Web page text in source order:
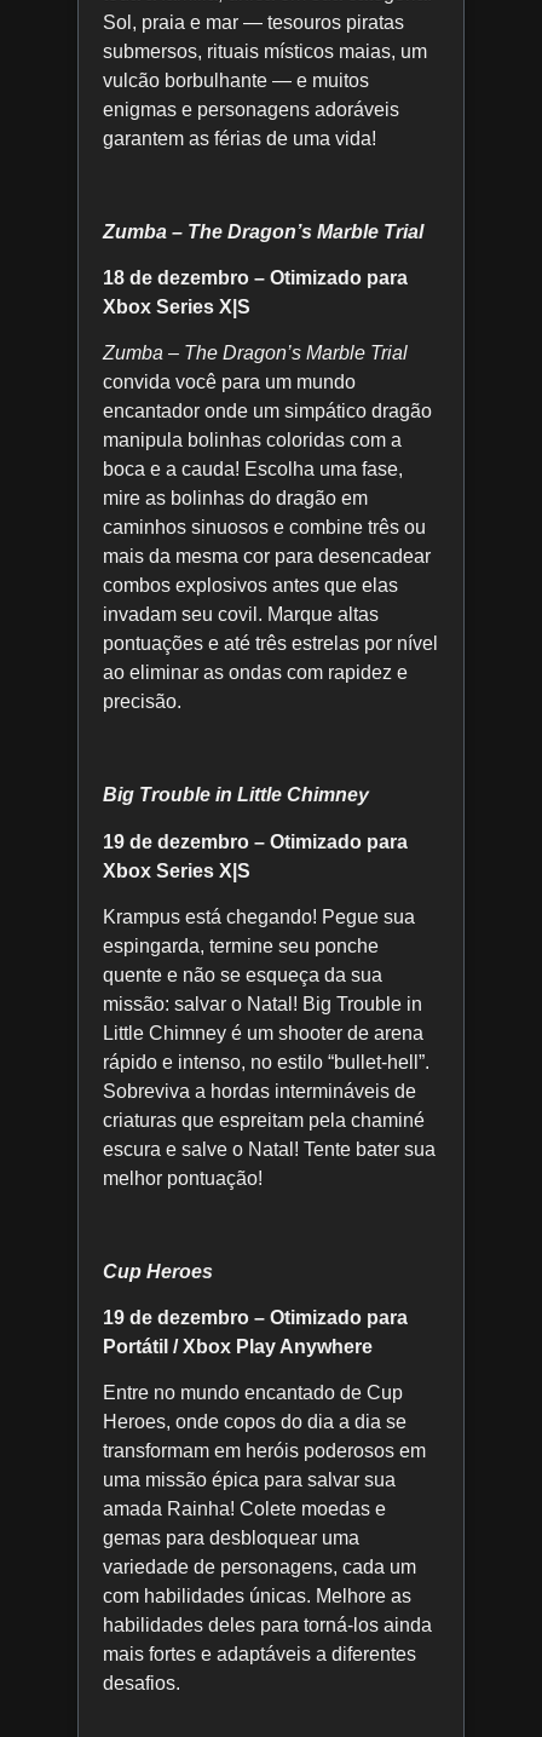
Sol, praia e mar — tesouros piratas
submersos, rituais místicos maias, um
vulcão borbulhante — e muitos
enigmas e personagens adoráveis
garantem as férias de uma vida!
Zumba – The Dragon’s Marble Trial
18 de dezembro – Otimizado para
Xbox Series X|S
Zumba – The Dragon’s Marble Trial
convida você para um mundo
encantador onde um simpático dragão
manipula bolinhas coloridas com a
boca e a cauda! Escolha uma fase,
mire as bolinhas do dragão em
caminhos sinuosos e combine três ou
mais da mesma cor para desencadear
combos explosivos antes que elas
invadam seu covil. Marque altas
pontuações e até três estrelas por nível
ao eliminar as ondas com rapidez e
precisão.
Big Trouble in Little Chimney
19 de dezembro – Otimizado para
Xbox Series X|S
Krampus está chegando! Pegue sua
espingarda, termine seu ponche
quente e não se esqueça da sua
missão: salvar o Natal! Big Trouble in
Little Chimney é um shooter de arena
rápido e intenso, no estilo “bullet-hell”.
Sobreviva a hordas intermináveis de
criaturas que espreitam pela chaminé
escura e salve o Natal! Tente bater sua
melhor pontuação!
Cup Heroes
19 de dezembro – Otimizado para
Portátil / Xbox Play Anywhere
Entre no mundo encantado de Cup
Heroes, onde copos do dia a dia se
transformam em heróis poderosos em
uma missão épica para salvar sua
amada Rainha! Colete moedas e
gemas para desbloquear uma
variedade de personagens, cada um
com habilidades únicas. Melhore as
habilidades deles para torná-los ainda
mais fortes e adaptáveis a diferentes
desafios.